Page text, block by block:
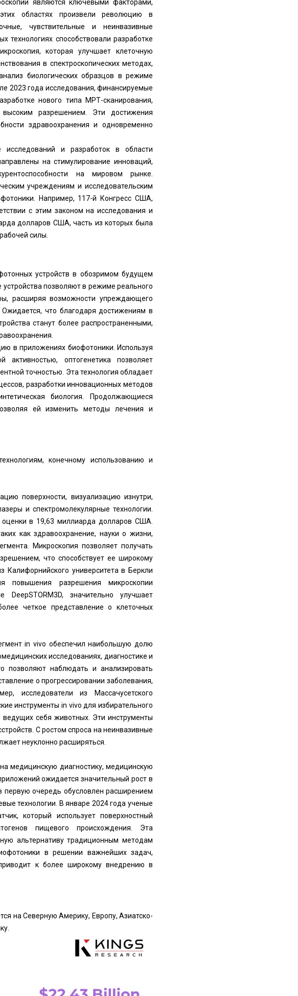
являются ключевыми факторами,
областях произвели революцию в
чувствительные и неинвазивные
технологиях способствовали разработке
которая улучшает клеточную
в спектроскопических методах,
биологических образцов в режиме
2023 года исследования, финансируемые
нового типа МРТ-сканирования,
разрешением. Эти достижения
здравоохранения и одновременно
исследований и разработок в области
на стимулирование инноваций,
на мировом рынке.
учреждениям и исследовательским
Например, 117-й Конгресс США,
с этим законом на исследования и
долларов США, часть из которых была
силы.
устройств в обозримом будущем
позволяют в режиме реального
расширяя возможности упреждающего
что благодаря достижениям в
станут более распространенными,
в приложениях биофотоники. Используя
активностью, оптогенетика позволяет
точностью. Эта технология обладает
разработки инновационных методов
биология. Продолжающиеся
ей изменить методы лечения и
конечному использованию и
поверхности, визуализацию изнутри,
и спектромолекулярные технологии.
в 19,63 миллиарда долларов США.
как здравоохранение, науки о жизни,
Микроскопия позволяет получать
что способствует ее широкому
университета в Беркли
повышения разрешения микроскопии
значительно улучшает
четкое представление о клеточных
in vivo обеспечил наибольшую долю
исследованиях, диагностике и
позволяют наблюдать и анализировать
о прогрессировании заболевания,
исследователи из Массачусетского
инструменты in vivo для избирательного
ведущих себя животных. Эти инструменты
С ростом спроса на неинвазивные
неуклонно расширяться.
медицинскую диагностику, медицинскую
ожидается значительный рост в
первую очередь обусловлен расширением
технологии. В январе 2024 года ученые
который использует поверхностный
пищевого происхождения. Эта
альтернативу традиционным методам
в решении важнейших задач,
к более широкому внедрению в
на Северную Америку, Европу, Азиатско-